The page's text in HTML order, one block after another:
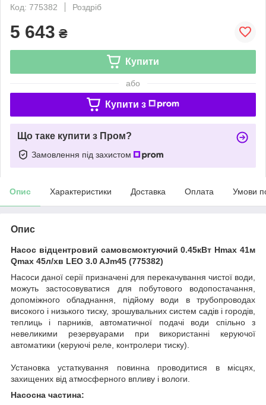
Код: 775382
Роздріб
5 643 ₴
Купити
або
Купити з
Що таке купити з Пром?
Замовлення під захистом
Опис Характеристики Доставка Оплата Умови
Опис
Насос відцентровий самовсмоктуючий 0.45кВт Hmax 41м
Qmax 45л/хв LEO 3.0 AJm45 (775382)
Насоси даної серії призначені для перекачування чистої води,
можуть застосовуватися для побутового водопостачання,
допоміжного обладнання, підйому води в трубопроводах
високого і низького тиску, зрошувальних систем садів і городів,
теплиць і парників, автоматичної подачі води спільно з
невеликими резервуарами при використанні керуючої
автоматики (керуючі реле, контролери тиску).
Установка устаткування повинна проводитися в місцях,
захищених від атмосферного впливу і вологи.
Насосна частина: